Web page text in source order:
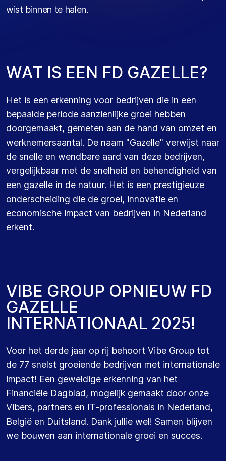
wist binnen te halen.
WAT IS EEN FD GAZELLE?
Het is een erkenning voor bedrijven die in een
bepaalde periode aanzienlijke groei hebben
doorgemaakt, gemeten aan de hand van omzet en
werknemersaantal. De naam "Gazelle" verwijst naar
de snelle en wendbare aard van deze bedrijven,
vergelijkbaar met de snelheid en behendigheid van
een gazelle in de natuur. Het is een prestigieuze
onderscheiding die de groei, innovatie en
economische impact van bedrijven in Nederland
erkent.
VIBE GROUP OPNIEUW FD
GAZELLE
INTERNATIONAAL 2025!
Voor het derde jaar op rij behoort Vibe Group tot
de 77 snelst groeiende bedrijven met internationale
impact! Een geweldige erkenning van het
Financiële Dagblad, mogelijk gemaakt door onze
Vibers, partners en IT-professionals in Nederland,
België en Duitsland. Dank jullie wel! Samen blijven
we bouwen aan internationale groei en succes.